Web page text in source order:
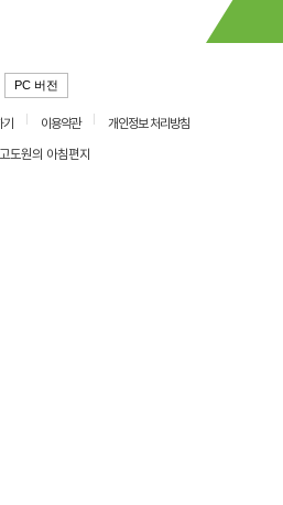
PC 버전
이용약관
개인정보 처리방침
도원의 아침편지